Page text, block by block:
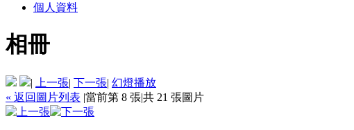
個人資料
相冊
| 上一張| 下一張| 幻燈播放
« 返回圖片列表 |當前第 8 張|共 21 張圖片